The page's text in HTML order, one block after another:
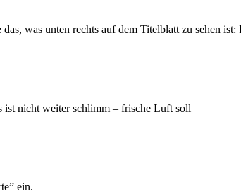
was unten rechts auf dem Titelblatt zu sehen ist:
ist nicht weiter schlimm – frische Luft soll
ein.